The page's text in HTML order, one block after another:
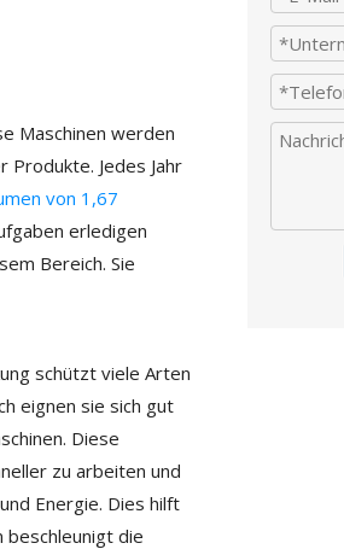
Maschinen werden
Jedes Jahr
von 1,67
erledigen
Bereich. Sie
schützt viele Arten
eignen sie sich gut
Diese
zu arbeiten und
Energie. Dies hilft
beschleunigt die